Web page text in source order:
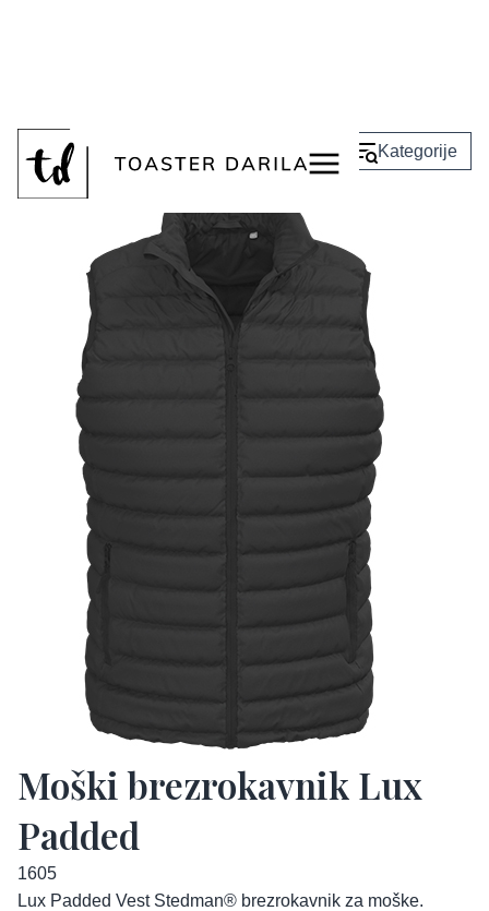
Nazaj Kategorije
Moški brezrokavnik Lux
Padded
1605
Lux Padded Vest Stedman® brezrokavnik za moške.